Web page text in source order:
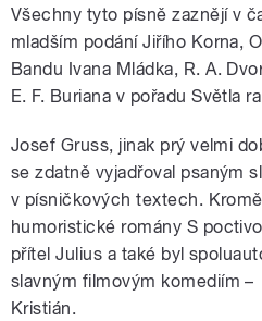
Všechny tyto písně zaznějí v
mladším podání Jiřího Korna,
Bandu Ivana Mládka, R. A.
E. F. Buriana v pořadu Světla
Josef Gruss, jinak prý velmi
se zdatně vyjadřoval psaným
v písničkových textech.
humoristické romány S
přítel Julius a také byl
slavným filmovým komediím
Kristián.